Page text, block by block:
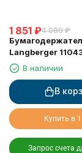
1 851 ₽4 080 ₽
Langberger
туалетной
крышки
В наличии
В
Купить в
Запрос счета